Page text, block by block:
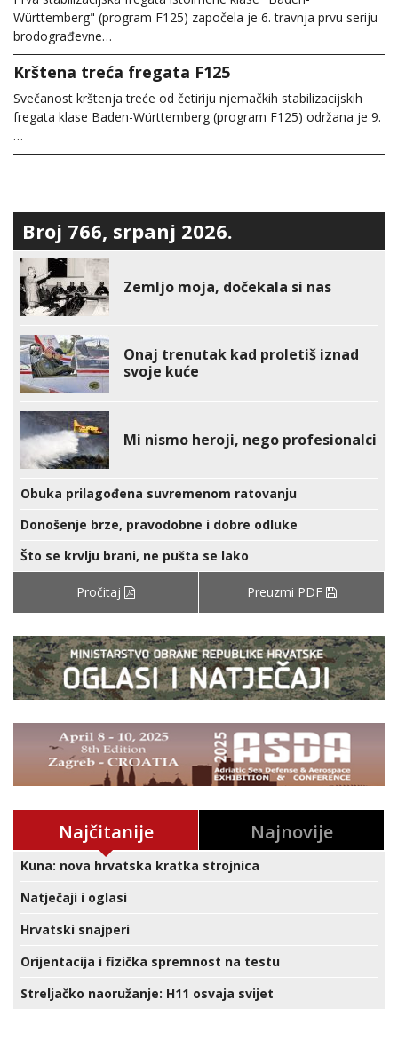
Württemberg" (program F125) započela je 6. travnja prvu seriju
brodograđevne…
Krštena treća fregata F125
Svečanost krštenja treće od četiriju njemačkih stabilizacijskih
fregata klase Baden-Württemberg (program F125) održana je 9.
…
Broj 766, srpanj 2026.
Zemljo moja, dočekala si nas
Onaj trenutak kad proletiš iznad
svoje kuće
Mi nismo heroji, nego profesionalci
Obuka prilagođena suvremenom ratovanju
Donošenje brze, pravodobne i dobre odluke
Što se krvlju brani, ne pušta se lako
Pročitaj Preuzmi PDF
Najčitanije Najnovije
Kuna: nova hrvatska kratka strojnica
Natječaji i oglasi
Hrvatski snajperi
Orijentacija i fizička spremnost na testu
Streljačko naoružanje: H11 osvaja svijet